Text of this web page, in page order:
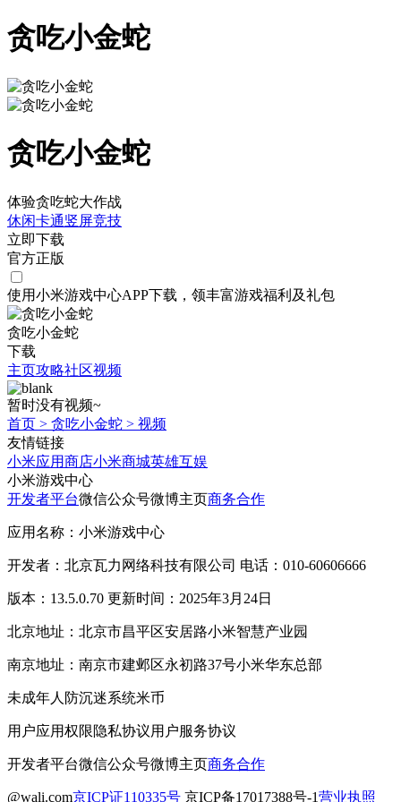
贪吃小金蛇
贪吃小金蛇
体验贪吃蛇大作战
休闲卡通竖屏竞技
立即下载
官方正版
使用小米游戏中心APP下载 ，领丰富游戏福利 及礼包
贪吃小金蛇
下载
主页攻略社区视频
暂时没有视频~
首页 > 贪吃小金蛇 > 视频
友情链接
小米应用商店小米商城英雄互娱
小米游戏中心
开发者平台微信公众号微博主页商务合作
应用名称：小米游戏中心
开发者：北京瓦力网络科技有限公司 电话：010-60606666
版本：13.5.0.70 更新时间：2025年3月24日
北京地址：北京市昌平区安居路小米智慧产业园
南京地址：南京市建邺区永初路37号小米华东总部
未成年人防沉迷系统米币
用户应用权限隐私协议用户服务协议
开发者平台微信公众号微博主页商务合作
@wali.com京ICP证110335号 京ICP备17017388号-1营业执照